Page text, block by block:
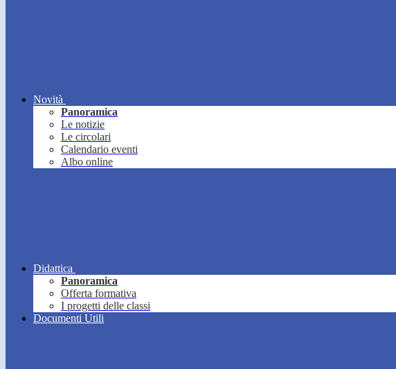
Novità
Panoramica
Le notizie
Le circolari
Calendario eventi
Albo online
Didattica
Panoramica
Offerta formativa
I progetti delle classi
Documenti Utili